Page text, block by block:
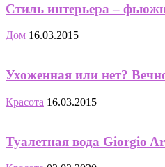
Стиль интерьера –
Дом 16.03.2015
Ухоженная или нет?
Красота 16.03.2015
Туалетная вода Giorgio